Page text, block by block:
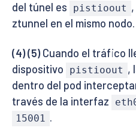
del túnel es
pistioout
ztunnel en el mismo nodo.
(4) (5)Cuando el tráfico
dispositivo
pistioout ,
dentro del pod
través de la interfaz
15001 .